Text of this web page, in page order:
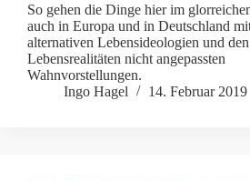
So gehen die Dinge hier im
auch in Europa und in Deutschland
alternativen Lebensideologien und
Lebensrealitäten nicht angepassten
Wahnvorstellungen.
Ingo Hagel
14. Februar 2019